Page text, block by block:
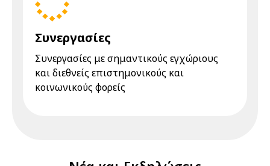
Συνεργασίες
Συνεργασίες με σημαντικούς εγχώριους
και διεθνείς επιστημονικούς και
κοινωνικούς φορείς